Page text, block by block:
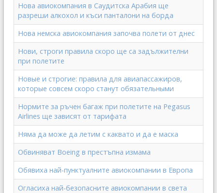
Нова авиокомпания в Саудитска Арабия ще
разреши алкохол и къси панталони на борда
Нова немска авиокомпания започва полети от днес
Нови, строги правила скоро ще са задължителни
при полетите
Новые и строгие: правила для авиапассажиров,
которые совсем скоро станут обязательными
Нормите за ръчен багаж при полетите на Pegasus
Airlines ще зависят от тарифата
Няма да може да летим с каквато и да е маска
Обвиняват Boeing в престъпна измама
Обявиха най-пунктуалните авиокомпании в Европа
Огласиха най-безопасните авиокомпании в света